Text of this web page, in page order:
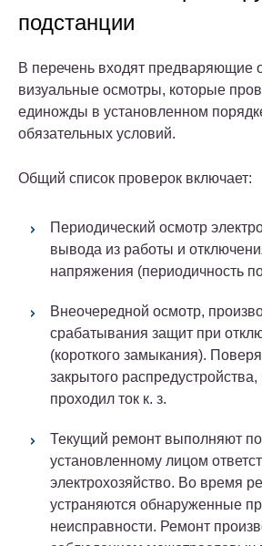
подстанции
В перечень входят предваряющие
визуальные осмотры, которые
единожды в установленном
обязательных условий.
Общий список проверок включает:
Периодический осмотр
вывода из работы и
напряжения (периодичность
Внеочередной осмотр,
срабатывания защит при
(короткого замыкания).
закрытого
проходил ток к. з.
Текущий ремонт выполняют по
установленному лицом
электрохозяйство. Во время
устраняются обнаруженные
неисправности. Ремонт